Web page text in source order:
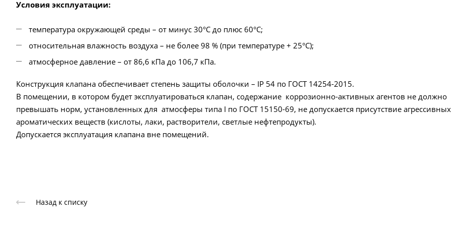
Условия эксплуатации:
температура окружающей среды – от минус 30°С до плюс 60°С;
относительная влажность воздуха – не более 98 % (при температуре + 25°С);
атмосферное давление – от 86,6 кПа до 106,7 кПа.
Конструкция клапана обеспечивает степень защиты оболочки – IP 54 по ГОСТ 14254-2015.
В помещении, в котором будет эксплуатироваться клапан, содержание коррозионно-активных агентов не должно
превышать норм, установленных для атмосферы типа I по ГОСТ 15150-69, не допускается присутствие
ароматических веществ (кислоты, лаки, растворители, светлые нефтепродукты).
Допускается эксплуатация клапана вне помещений.
Назад к списку